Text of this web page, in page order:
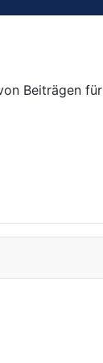
Beiträgen für